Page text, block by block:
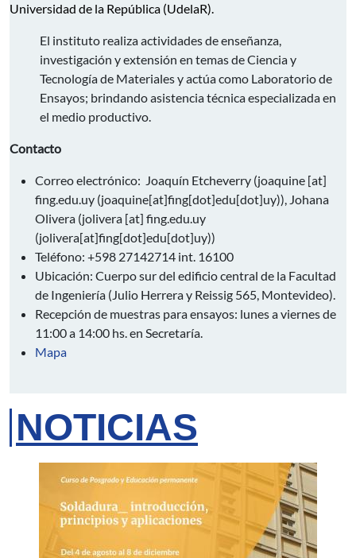
Universidad de la República (UdelaR).
El instituto realiza actividades de enseñanza,
investigación y extensión en temas de Ciencia y
Tecnología de Materiales y actúa como Laboratorio de
Ensayos; brindando asistencia técnica especializada en
el medio productivo.
Contacto
Correo electrónico: Joaquín Etcheverry (joaquine [at]
fing.edu.uy (joaquine[at]fing[dot]edu[dot]uy)), Johana
Olivera (jolivera [at] fing.edu.uy
(jolivera[at]fing[dot]edu[dot]uy))
Teléfono: +598 27142714 int. 16100
Ubicación: Cuerpo sur del edificio central de la Facultad
de Ingeniería (Julio Herrera y Reissig 565, Montevideo).
Recepción de muestras para ensayos: lunes a viernes de
11:00 a 14:00 hs. en Secretaría.
Mapa
NOTICIAS